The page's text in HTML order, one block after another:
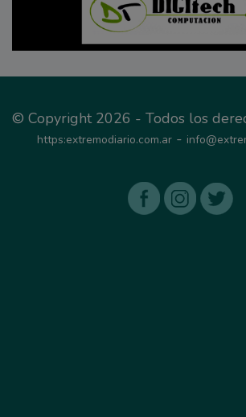
© Copyright 2026 - Todos los
https:extremodiario.com.ar -